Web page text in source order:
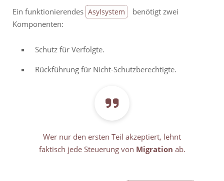
Ein funktionierendes Asylsystem
benötigt zwei
Komponenten:
Schutz für Verfolgte.
Rückführung für Nicht-Schutzberechtigte.
Wer nur den ersten Teil akzeptiert, lehnt
faktisch jede Steuerung von Migration ab.